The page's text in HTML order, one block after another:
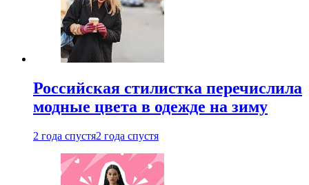
Российская стилистка перечислила
модные цвета в одежде на зиму
2 года спустя2 года спустя